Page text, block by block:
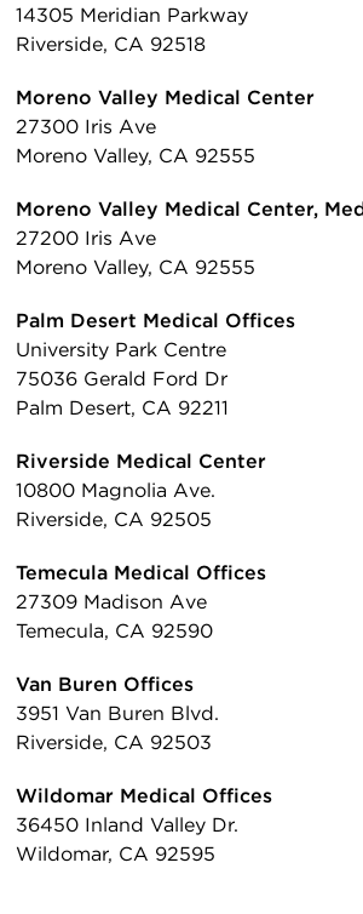
14305 Meridian Parkway
Riverside, CA 92518
Moreno Valley Medical Center
27300 Iris Ave
Moreno Valley, CA 92555
Moreno Valley Medical Center,
27200 Iris Ave
Moreno Valley, CA 92555
Palm Desert Medical Offices
University Park Centre
75036 Gerald Ford Dr
Palm Desert, CA 92211
Riverside Medical Center
10800 Magnolia Ave.
Riverside, CA 92505
Temecula Medical Offices
27309 Madison Ave
Temecula, CA 92590
Van Buren Offices
3951 Van Buren Blvd.
Riverside, CA 92503
Wildomar Medical Offices
36450 Inland Valley Dr.
Wildomar, CA 92595